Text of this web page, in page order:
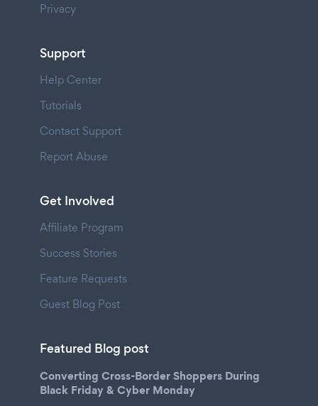
Privacy
Support
Help Center
Tutorials
Contact Support
Report Abuse
Get Involved
Affiliate Program
Success Stories
Feature Requests
Guest Blog Post
Featured Blog post
Converting Cross-Border Shoppers During
Black Friday & Cyber Monday